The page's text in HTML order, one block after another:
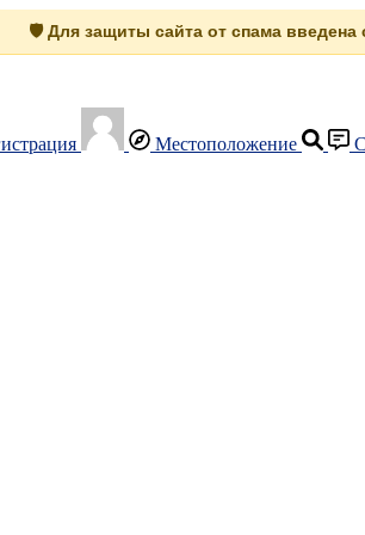
🛡️ Для защиты сайта от спама введена
Местоположение